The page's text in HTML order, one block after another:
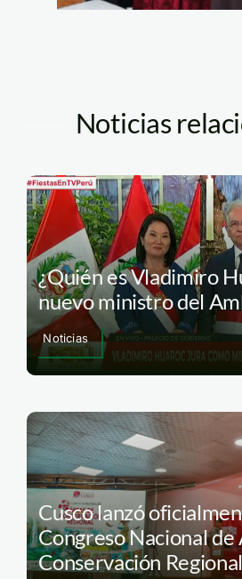
Noticias
¿Quién es Vladimiro
nuevo ministro del
Noticias
Cusco lanzó
Congreso Nacional de
Conservación Regional